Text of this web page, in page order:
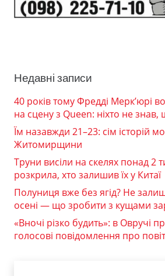
Недавні записи
40 років тому Фредді Мерк’юрі
на сцену з Queen: ніхто не знав,
Їм назавжди 21–23: сім історій
Житомирщини
Труни висіли на скелях понад 2
розкрила, хто залишив їх у Китаї
Полуниця вже без ягід? Не
осені — що зробити з кущами
«Вночі різко будить»: в Овручі
голосові повідомлення про